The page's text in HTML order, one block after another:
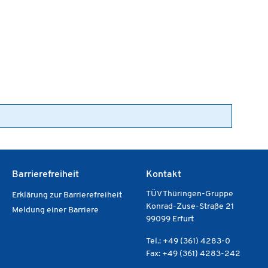
Barrierefreiheit
Erklärung zur Barrierefreiheit
Meldung einer Barriere
Kontakt
TÜV Thüringen-Gruppe
Konrad-Zuse-Straße 21
99099 Erfurt
Tel.: +49 (361) 4283-0
Fax: +49 (361) 4283-242